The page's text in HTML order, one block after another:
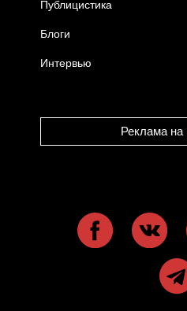
Публицистика
Блоги
Интервью
Реклама на